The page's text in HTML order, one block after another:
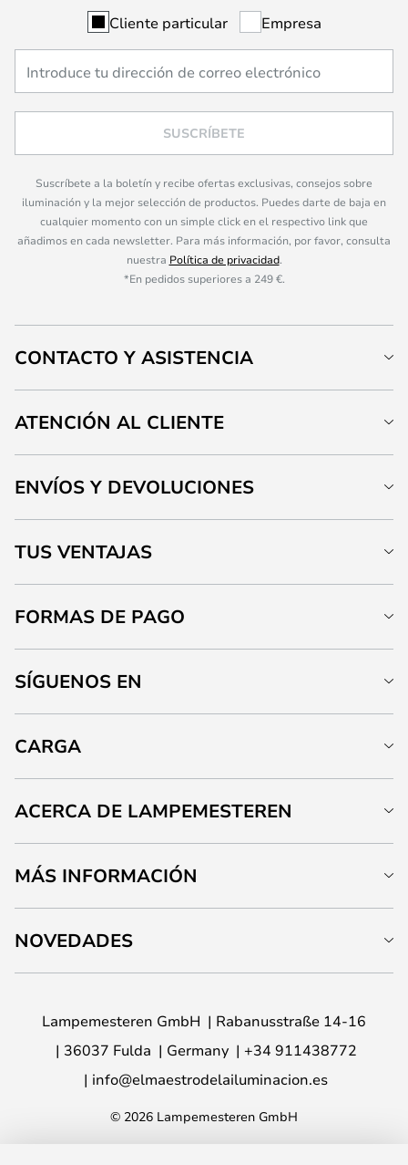
Cliente particular Empresa
SUSCRÍBETE
Suscríbete a la boletín y recibe ofertas exclusivas, consejos sobre
iluminación y la mejor selección de productos. Puedes darte de baja en
cualquier momento con un simple click en el respectivo link que
añadimos en cada newsletter. Para más información, por favor, consulta
nuestra Política de privacidad.
*En pedidos superiores a 249 €.
CONTACTO Y ASISTENCIA
ATENCIÓN AL CLIENTE
ENVÍOS Y DEVOLUCIONES
TUS VENTAJAS
FORMAS DE PAGO
SÍGUENOS EN
CARGA
ACERCA DE LAMPEMESTEREN
MÁS INFORMACIÓN
NOVEDADES
Lampemesteren GmbH
Rabanusstraße 14-16
36037 Fulda
Germany
+34 911438772
info@elmaestrodelailuminacion.es
© 2026 Lampemesteren GmbH